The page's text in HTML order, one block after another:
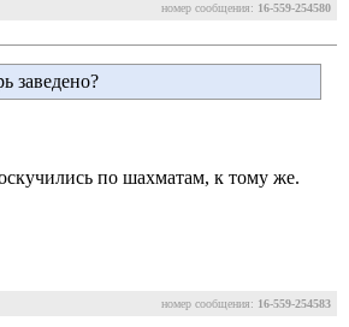
номер сообщения: 16-559-254580
заведено?
по шахматам, к тому же.
номер сообщения: 16-559-254583